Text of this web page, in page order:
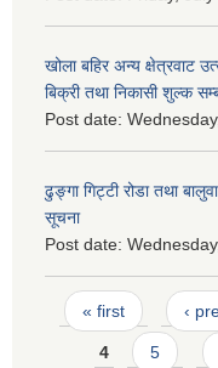
खोला बहिर अन्य क्षेत्रवाट
बिक्री तथा निकासी शुल्क
Post date:
ढुङ्गा गिट्टी रोडा तथा
सूचना
Post date:
Pages
« first ‹
4 5